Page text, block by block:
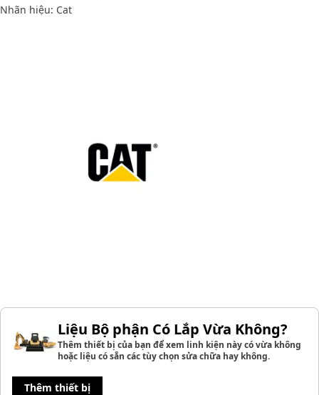
Nhãn hiệu: Cat
Liệu Bộ phận Có Lắp Vừa Không?
Thêm thiết bị của bạn để xem linh kiện này có vừa không
hoặc liệu có sẵn các tùy chọn sửa chữa hay không.
Thêm thiết bị